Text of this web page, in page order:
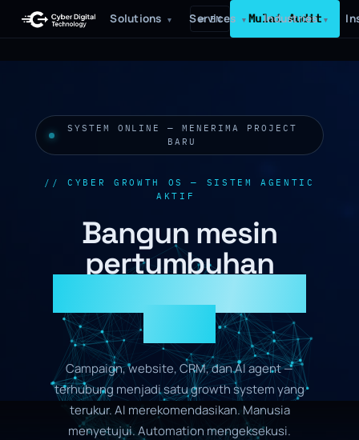
Solutions ▾ Services ▾ Industries ▾
⇄ EN Mulai Audit
SYSTEM ONLINE — MENERIMA PROJECT
BARU
// CYBER GROWTH OS — SISTEM AGENTIC
AKTIF
Bangun mesin
pertumbuhan
tidur.
Campaign, website, CRM, dan AI agent —
terhubung menjadi satu growth system yang
terukur. AI merekomendasikan. Manusia
menyetujui. Automation mengeksekusi.